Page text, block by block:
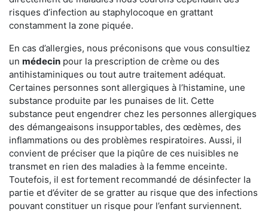
risques d’infection au staphylocoque en grattant
constamment la zone piquée.
En cas d’allergies, nous préconisons que vous consultiez
un médecin pour la prescription de crème ou des
antihistaminiques ou tout autre traitement adéquat.
Certaines personnes sont allergiques à l’histamine, une
substance produite par les punaises de lit. Cette
substance peut engendrer chez les personnes allergiques
des démangeaisons insupportables, des œdèmes, des
inflammations ou des problèmes respiratoires. Aussi, il
convient de préciser que la piqûre de ces nuisibles ne
transmet en rien des maladies à la femme enceinte.
Toutefois, il est fortement recommandé de désinfecter la
partie et d’éviter de se gratter au risque que des infections
pouvant constituer un risque pour l’enfant surviennent.